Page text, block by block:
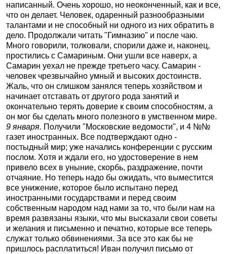
написанный. Очень хорошо, но неоконченный, как и все,
что он делает. Человек, одаренный разнообразными
талантами и не способный ни одного из них обратить в
дело. Продолжали читать "Гимназию" и после чаю.
Много говорили, толковали, спорили даже и, наконец,
простились с Самариным. Они ушли все наверх, а
Самарин уехал не прежде третьего часу. Самарин -
человек чрезвычайно умный и высоких достоинств.
Жаль, что он слишком занялся теперь хозяйством и
начинает отставать от другого рода занятий и
окончательно терять доверие к своим способностям, а
он мог бы сделать много полезного в умственном мире.
9 января. Получили "Московские ведомости", и 4 №№
газет иностранных. Все подтверждают одно -
постыдный мир; уже начались конференции с русским
послом. Хотя и ждали его, но удостоверение в нем
привело всех в уныние, скорбь, раздражение, почти
отчаяние. Но теперь надо бы ожидать, что выместится
все унижение, которое было испытано перед
иностранными государствами и перед своим
собственным народом над нами за то, что были нам на
время развязаны языки, что мы высказали свои советы
и желания и письменно и печатно, которые все теперь
служат только обвинениями. За все это как бы не
пришлось расплатиться! Иван получил письмо от